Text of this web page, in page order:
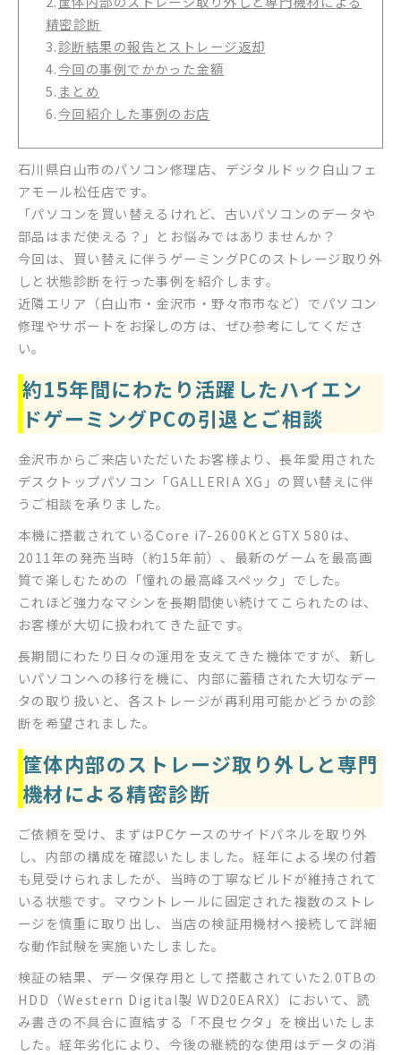
精密診断
3.診断結果の報告とストレージ返却
4.今回の事例でかかった金額
5. まとめ
6.今回紹介した事例のお店
石川県白山市のパソコン修理店、デジタルドック白山フェ
アモール松任店です。
「パソコンを買い替えるけれど、古いパソコンのデータや
部品はまだ使える？」とお悩みではありませんか？
今回は、買い替えに伴うゲーミングPCのストレージ取り外
しと状態診断を行った事例を紹介します。
近隣エリア（白山市・金沢市・野々市市など）でパソコン
修理やサポートをお探しの方は、ぜひ参考にしてくださ
い。
約15年間にわたり活躍したハイエン
ドゲーミングPCの引退とご相談
金沢市からご来店いただいたお客様より、長年愛用された
デスクトップパソコン「GALLERIA XG」の買い替えに伴
うご相談を承りました。
本機に搭載されているCore i7-2600KとGTX 580は、
2011年の発売当時（約15年前）、最新のゲームを最高画
質で楽しむための「憧れの最高峰スペック」でした。
これほど強力なマシンを長期間使い続けてこられたのは、
お客様が大切に扱われてきた証です。
長期間にわたり日々の運用を支えてきた機体ですが、新し
いパソコンへの移行を機に、内部に蓄積された大切なデー
タの取り扱いと、各ストレージが再利用可能かどうかの診
断を希望されました。
筐体内部のストレージ取り外しと専門
機材による精密診断
ご依頼を受け、まずはPCケースのサイドパネルを取り外
し、内部の構成を確認いたしました。経年による埃の付着
も見受けられましたが、当時の丁寧なビルドが維持されて
いる状態です。マウントレールに固定された複数のストレ
ージを慎重に取り出し、当店の検証用機材へ接続して詳細
な動作試験を実施いたしました。
検証の結果、データ保存用として搭載されていた2.0TBの
HDD（Western Digital製 WD20EARX）において、読
み書きの不具合に直結する「不良セクタ」を検出いたしま
した。経年劣化により、今後の継続的な使用はデータの消